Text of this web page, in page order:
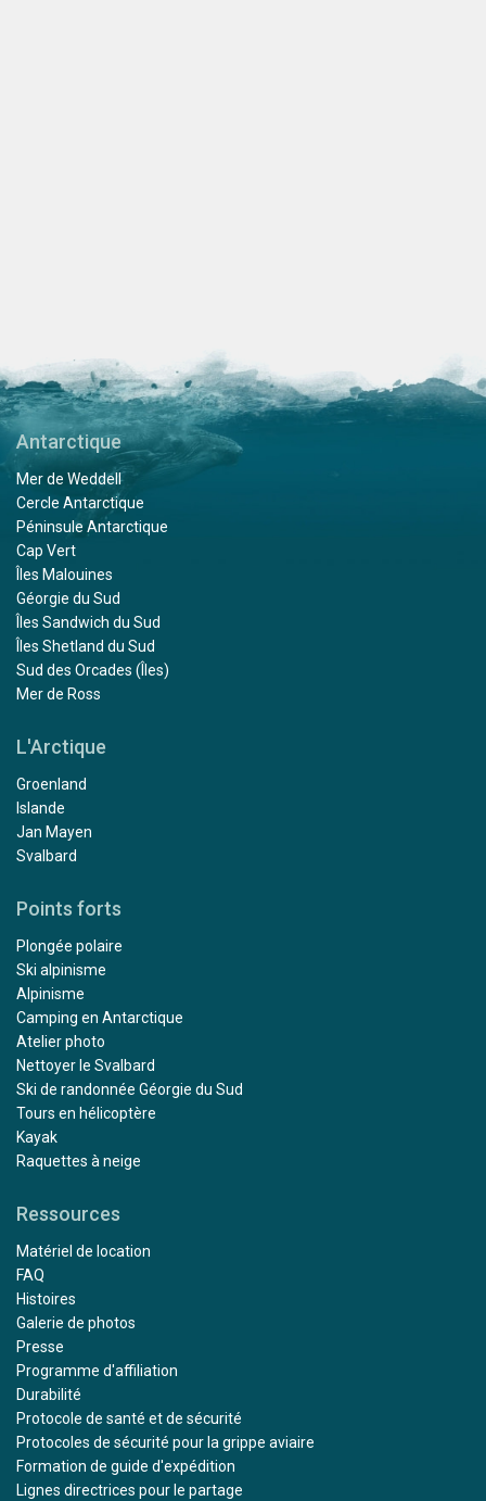
Antarctique
Mer de Weddell
Cercle Antarctique
Péninsule Antarctique
Cap Vert
Îles Malouines
Géorgie du Sud
Îles Sandwich du Sud
Îles Shetland du Sud
Sud des Orcades (Îles)
Mer de Ross
L'Arctique
Groenland
Islande
Jan Mayen
Svalbard
Points forts
Plongée polaire
Ski alpinisme
Alpinisme
Camping en Antarctique
Atelier photo
Nettoyer le Svalbard
Ski de randonnée Géorgie du Sud
Tours en hélicoptère
Kayak
Raquettes à neige
Ressources
Matériel de location
FAQ
Histoires
Galerie de photos
Presse
Programme d'affiliation
Durabilité
Protocole de santé et de sécurité
Protocoles de sécurité pour la grippe aviaire
Formation de guide d'expédition
Lignes directrices pour le partage